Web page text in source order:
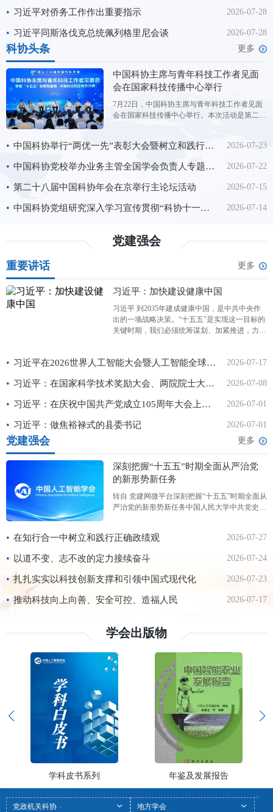
• 习近平对侨务工作作出重要指示 2026-07-28
• 习近平同斯洛伐克总统佩列格里尼会谈 2026-07-28
科协头条 更多
中国科协主席与青年科技工作者见面
会在国家科技传播中心举行
7月22日，中国科协主席与青年科技工作者见面
会在国家科技传播中心举行。本次活动是第二十
科协主席王光谦与来自全国学会、科研院所、高
行交流对话。 交流
• 中国科协举行“两优一先”表彰大会暨树立和践行正确政绩观学习教育专题党课 2026-07-23
• 中国科协党校举办业务主管全国学会负责人专题研讨班（第2期） 2026-07-22
• 第二十八届中国科协年会在京举行主论坛活动 2026-07-15
• 中国科协党组研究深入学习宣传贯彻“科协十一大”精神工作 2026-07-14
党建强会
重要讲话 更多
习近平：加快建设健康中国
习近平 到2035年建成健康中国，是中共中央作
出的一项战略决策。“十五五”是实现这一目标的
关键时期，我们必须统筹谋划、加紧推进，力求
参加全国政协十四届四次会议的农工党、九三学
• 习近平在2026世界人工智能大会暨人工智能全球治理高级别会议开幕式上的主旨讲话（全文） 2026-07-17
• 习近平：在国家科学技术奖励大会、两院院士大会、中国科协第十一次全国代表大会上的讲话 2026-07-08
• 习近平：在庆祝中国共产党成立105周年大会上的讲话 2026-07-01
• 习近平：做焦裕禄式的县委书记 2026-07-01
党建强会 更多
深刻把握“十五五”时期全面从严治党
的新形势新任务
转自 党建网微平台深刻把握“十五五”时期全面从
严治党的新形势新任务中国人民大学中共党史党
严治党面临新的形势任务。习近平总书记在二十
更实举措推进全面从严治党，更加坚决有力地贯
彻落实党中央重大决策部署，更加科学有效地把
权力关进制度笼子，更加清醒坚定地推进反腐败
斗争，为实现‘十
• 在知行合一中树立和践行正确政绩观 2026-07-27
• 以道不变、志不改的定力接续奋斗 2026-07-24
• 扎扎实实以科技创新支撑和引领中国式现代化 2026-07-23
• 推动科技向上向善、安全可控、造福人民 2026-07-17
学会出版物
学科皮书系列 年鉴及发展报告
党政机关科协 地方学会